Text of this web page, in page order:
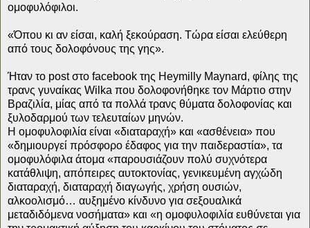
ομοφυλόφιλοι.
«Όπου κι αν είσαι, καλή ξεκούραση. Τώρα είσαι ελεύθερη
από τους δολοφόνους της γης».
Ήταν το post στο facebook της Heymilly Maynard, φίλης της
τρανς γυναίκας Wilka που δολοφονήθηκε τον Μάρτιο στην
Βραζιλία, μίας από τα πολλά τρανς θύματα δολοφονίας και
ξυλοδαρμού των τελευταίων μηνών.
Η ομοφυλοφιλία είναι «διαταραχή» και «ασθένεια» που
«δημιουργεί πρόσφορο έδαφος για την παιδεραστία», τα
ομοφυλόφιλα άτομα «παρουσιάζουν πολύ συχνότερα
κατάθλιψη, απόπειρες αυτοκτονίας, γενικευμένη αγχώδη
διαταραχή, διαταραχή διαγωγής, χρήση ουσιών,
αλκοολισμό… αυξημένο κίνδυνο για σεξουαλικά
μεταδιδόμενα νοσήματα» και «η ομοφυλοφιλία ευθύνεται για